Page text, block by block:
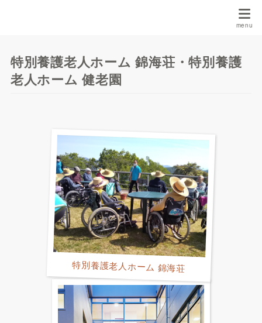
特別養護老人ホーム 錦海荘・特別養護
老人ホーム 健老園
特別養護老人ホーム 錦海荘